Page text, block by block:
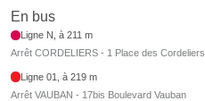
En bus
Ligne N, à 211 m
Arrêt CORDELIERS - 1 Place des Cordeliers
Ligne 01, à 219 m
Arrêt VAUBAN - 17bis Boulevard Vauban